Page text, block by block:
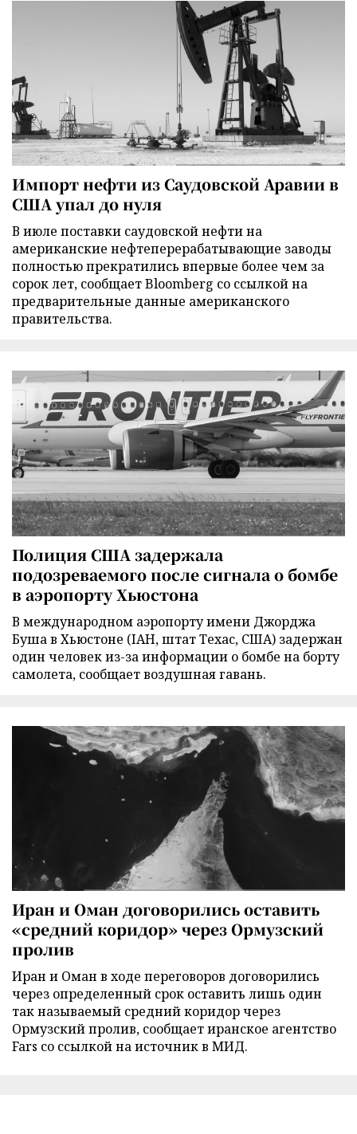
Импорт нефти из Саудовской Аравии в
США упал до нуля
В июле поставки саудовской нефти на
американские нефтеперерабатывающие заводы
полностью прекратились впервые более чем за
сорок лет, сообщает Bloomberg со ссылкой на
предварительные данные американского
правительства.
Полиция США задержала
подозреваемого после сигнала о бомбе
в аэропорту Хьюстона
В международном аэропорту имени Джорджа
Буша в Хьюстоне (IAH, штат Техас, США) задержан
один человек из-за информации о бомбе на борту
самолета, сообщает воздушная гавань.
Иран и Оман договорились оставить
«средний коридор» через Ормузский
пролив
Иран и Оман в ходе переговоров договорились
через определенный срок оставить лишь один
так называемый средний коридор через
Ормузский пролив, сообщает иранское агентство
Fars со ссылкой на источник в МИД.